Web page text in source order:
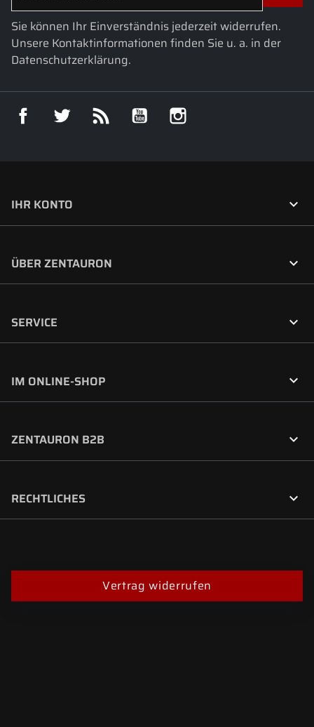
Sie können Ihr Einverständnis jederzeit widerrufen.
Unsere Kontaktinformationen finden Sie u. a. in der
Datenschutzerklärung.
Facebook Twitter RSS YouTube
IHR KONTO 
ÜBER ZENTAURON 
SERVICE 
IM ONLINE-SHOP 
ZENTAURON B2B 
RECHTLICHES 
Vertrag widerrufen